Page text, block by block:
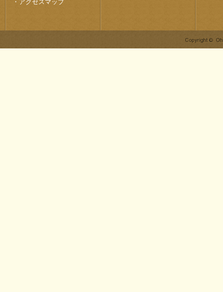
・ アクセスマップ